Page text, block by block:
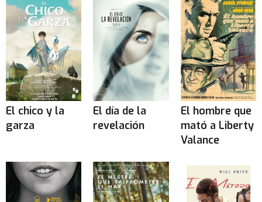
El chico y la
garza
El día de la
revelación
El hombre que
mató a Liberty
Valance